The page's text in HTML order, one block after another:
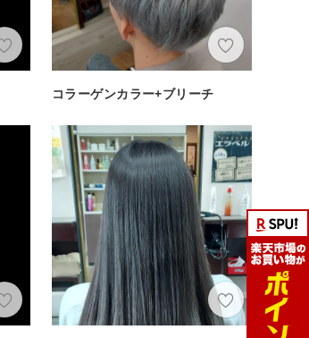
コラーゲンカラー+ブリーチ